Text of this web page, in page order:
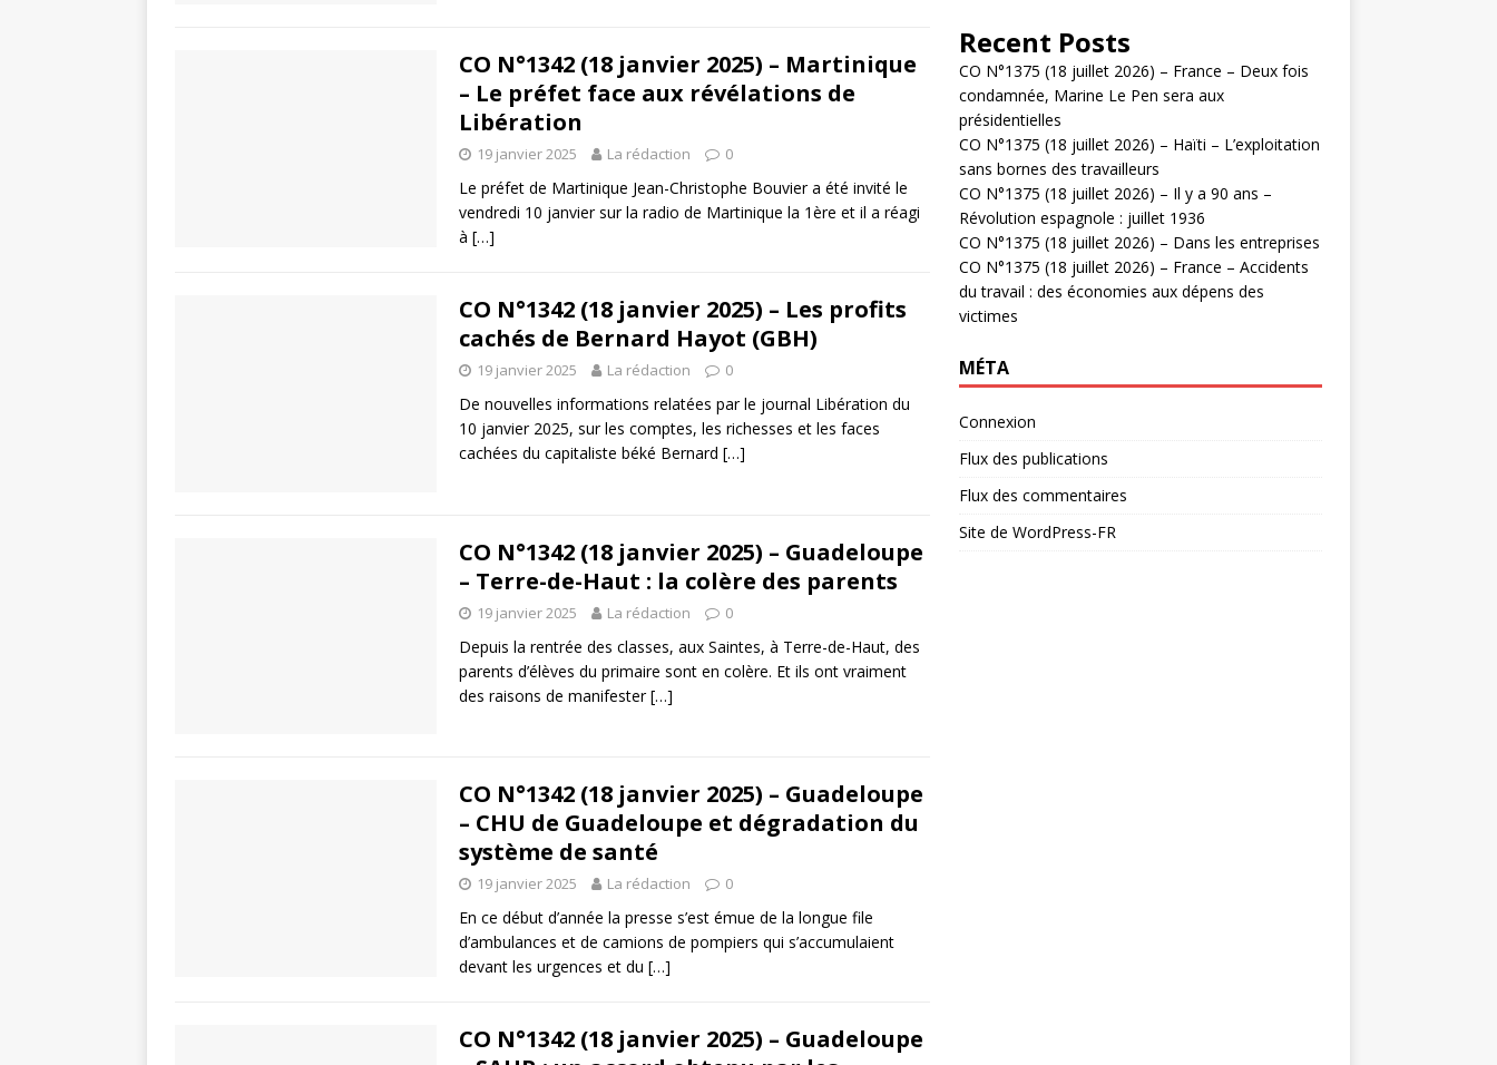
CO N°1342 (18 janvier 2025) – Martinique
– Le préfet face aux révélations de
Libération
19 janvier 2025 La rédaction 0
Le préfet de Martinique Jean-Christophe Bouvier a été invité le
vendredi 10 janvier sur la radio de Martinique la 1ère et il a réagi
à […]
CO N°1342 (18 janvier 2025) – Les profits
cachés de Bernard Hayot (GBH)
19 janvier 2025 La rédaction 0
De nouvelles informations relatées par le journal Libération du
10 janvier 2025, sur les comptes, les richesses et les faces
cachées du capitaliste béké Bernard […]
CO N°1342 (18 janvier 2025) – Guadeloupe
– Terre-de-Haut : la colère des parents
19 janvier 2025 La rédaction 0
Depuis la rentrée des classes, aux Saintes, à Terre-de-Haut, des
parents d’élèves du primaire sont en colère. Et ils ont vraiment
des raisons de manifester[…]
CO N°1342 (18 janvier 2025) – Guadeloupe
– CHU de Guadeloupe et dégradation du
système de santé
19 janvier 2025 La rédaction 0
En ce début d’année la presse s’est émue de la longue file
d’ambulances et de camions de pompiers qui s’accumulaient
devant les urgences et du […]
CO N°1342 (18 janvier 2025) – Guadeloupe
Recent Posts
CO N°1375 (18 juillet 2026) – France – Deux fois
condamnée, Marine Le Pen sera aux
présidentielles
CO N°1375 (18 juillet 2026) – Haïti – L’exploitation
sans bornes des travailleurs
CO N°1375 (18 juillet 2026) – Il y a 90 ans –
Révolution espagnole : juillet 1936
CO N°1375 (18 juillet 2026) – Dans les entreprises
CO N°1375 (18 juillet 2026) – France – Accidents
du travail : des économies aux dépens des
victimes
MÉTA
Connexion
Flux des publications
Flux des commentaires
Site de WordPress-FR